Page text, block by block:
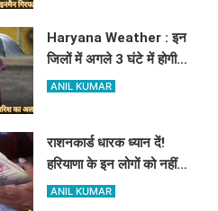
Haryana Weather : इन
जिलों में अगले 3 घंटे में होगी
तूफानी बारिश, मौसम विभाग में
ANIL KUMAR
राशनकार्ड धारक ध्यान दें!
हरियाणा के इन लोगों को नहीं
मिलेगा मुफ्त राशन, जाने क्या है
ANIL KUMAR